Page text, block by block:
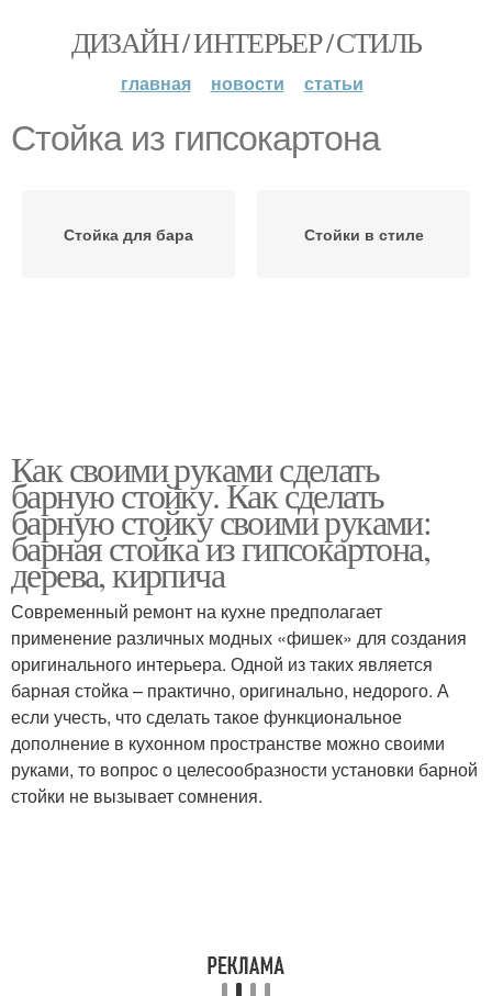
ДИЗАЙН / ИНТЕРЬЕР / СТИЛЬ
главная новости статьи
Стойка из гипсокартона
Стойка для бара Стойки в стиле
Как своими руками сделать
барную стойку. Как сделать
барную стойку своими руками:
барная стойка из гипсокартона,
дерева, кирпича
Современный ремонт на кухне предполагает
применение различных модных «фишек» для создания
оригинального интерьера. Одной из таких является
барная стойка – практично, оригинально, недорого. А
если учесть, что сделать такое функциональное
дополнение в кухонном пространстве можно своими
руками, то вопрос о целесообразности установки барной
стойки не вызывает сомнения.